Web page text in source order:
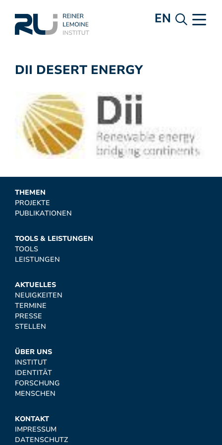
EN
DII DESERT ENERGY
THEMEN
PROJEKTE
PUBLIKATIONEN
TOOLS & LEISTUNGEN
TOOLS
LEISTUNGEN
AKTUELLES
NEUIGKEITEN
TERMINE
PRESSE
STELLEN
ÜBER UNS
INSTITUT
IDENTITÄT
FORSCHUNG
MENSCHEN
KONTAKT
IMPRESSUM
DATENSCHUTZ